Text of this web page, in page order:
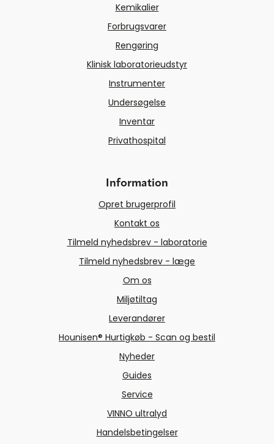
Kemikalier
Forbrugsvarer
Rengøring
Klinisk laboratorieudstyr
Instrumenter
Undersøgelse
Inventar
Privathospital
Information
Opret brugerprofil
Kontakt os
Tilmeld nyhedsbrev - laboratorie
Tilmeld nyhedsbrev - læge
Om os
Miljøtiltag
Leverandører
Hounisen® Hurtigkøb - Scan og bestil
Nyheder
Guides
Service
VINNO ultralyd
Handelsbetingelser